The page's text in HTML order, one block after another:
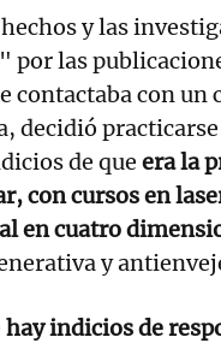
y las
por las
contactaba con
decidió
de que era la
con cursos en
en cuatro
y
hay indicios de